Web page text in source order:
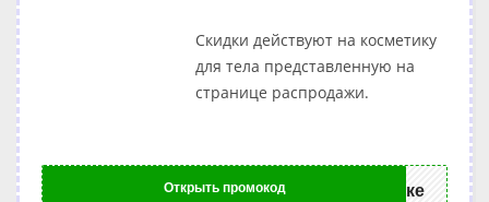
Скидки действуют на косметику
для тела представленную на
странице распродажи.
Открыть промокод ке